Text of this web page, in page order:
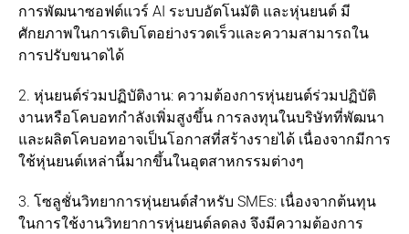
การพัฒนาซอฟต์แวร์ AI ระบบอัตโนมัติ และหุ่นยนต์ มี
ศักยภาพในการเติบโตอย่างรวดเร็วและความสามารถใน
การปรับขนาดได้
2. หุ่นยนต์ร่วมปฏิบัติงาน: ความต้องการหุ่นยนต์ร่วมปฏิบัติ
งานหรือโคบอทกำลังเพิ่มสูงขึ้น การลงทุนในบริษัทที่พัฒนา
และผลิตโคบอทอาจเป็นโอกาสที่สร้างรายได้ เนื่องจากมีการ
ใช้หุ่นยนต์เหล่านี้มากขึ้นในอุตสาหกรรมต่างๆ
3. โซลูชั่นวิทยาการหุ่นยนต์สำหรับ SMEs: เนื่องจากต้นทุน
ในการใช้งานวิทยาการหุ่นยนต์ลดลง จึงมีความต้องการ